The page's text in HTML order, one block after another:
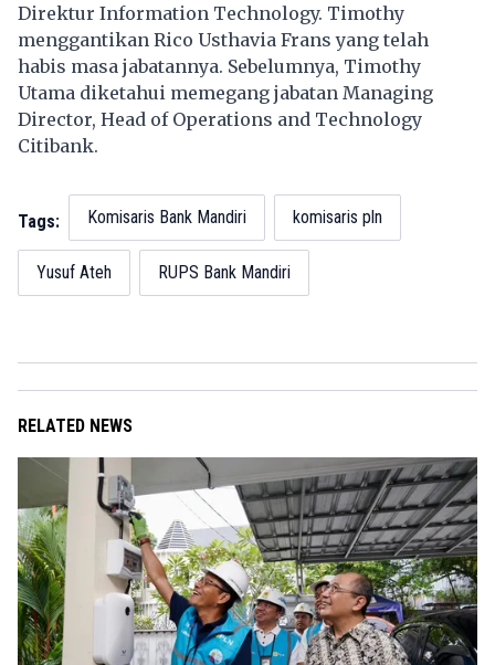
Direktur Information Technology. Timothy
menggantikan Rico Usthavia Frans yang telah
habis masa jabatannya. Sebelumnya, Timothy
Utama diketahui memegang jabatan Managing
Director, Head of Operations and Technology
Citibank.
Tags: Komisaris Bank Mandiri komisaris pln
Yusuf Ateh RUPS Bank Mandiri
RELATED NEWS